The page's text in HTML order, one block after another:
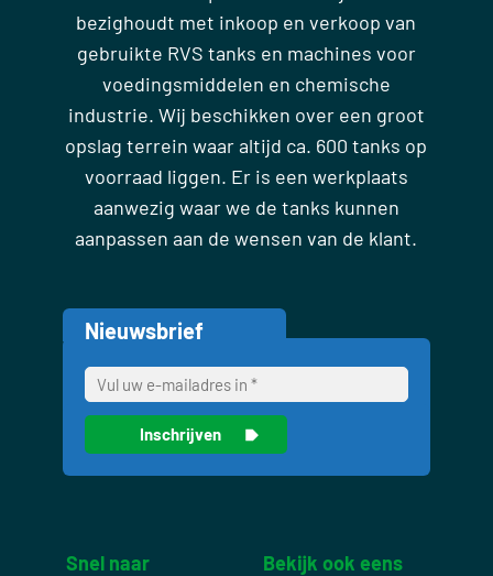
bezighoudt met inkoop en verkoop van
gebruikte RVS tanks en machines voor
voedingsmiddelen en chemische
industrie. Wij beschikken over een groot
opslag terrein waar altijd ca. 600 tanks op
voorraad liggen. Er is een werkplaats
aanwezig waar we de tanks kunnen
aanpassen aan de wensen van de klant.
Nieuwsbrief
Snel naar Bekijk ook eens